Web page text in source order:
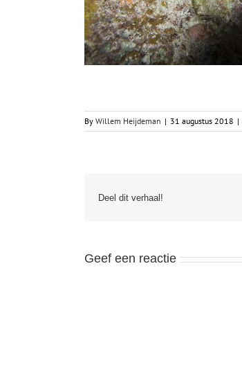
By Willem Heijdeman | 31 augustus 2018 |
Deel dit verhaal!
Geef een reactie